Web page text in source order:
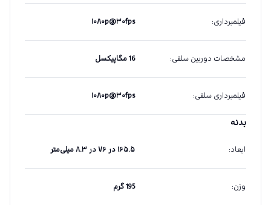
فیلمبرداری: ۱۰۸۰p@۳۰fps
مشخصات دوربین سلفی: 16 مگاپیکسل
فیلمبرداری سلفی: ۱۰۸۰p@۳۰fps
بدنه
ابعاد: ۱۶۵.۵ در ۷۶ در ۸.۳ میلی‌متر
وزن: 195 گرم